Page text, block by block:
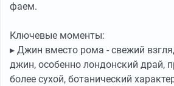
фаем.
Ключевые моменты:
▸ Джин вместо рома - свежий
джин, особенно лондонский драй,
более сухой, ботанический